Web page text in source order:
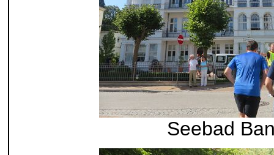
Seebad